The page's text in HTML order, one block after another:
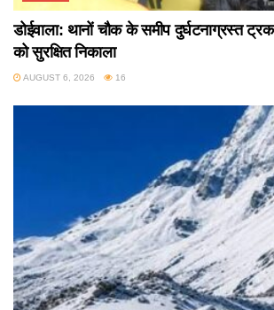
डोईवाला: थानों चौक के समीप दुर्घटनाग्रस्त
को सुरक्षित निकाला
AUGUST 6, 2026 16